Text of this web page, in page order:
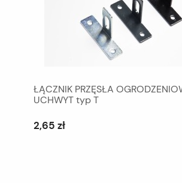
ŁĄCZNIK PRZĘSŁA
UCHWYT typ T
2,65 zł